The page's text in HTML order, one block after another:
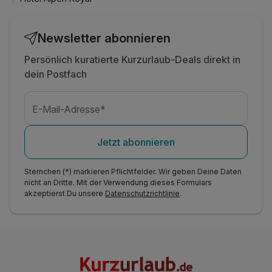
Newsletter abonnieren
Persönlich kuratierte Kurzurlaub-Deals direkt in
dein Postfach
E-Mail-Adresse*
Jetzt abonnieren
Sternchen (*) markieren Pflichtfelder. Wir geben Deine Daten
nicht an Dritte. Mit der Verwendung dieses Formulars
akzeptierst Du unsere Datenschutzrichtlinie.